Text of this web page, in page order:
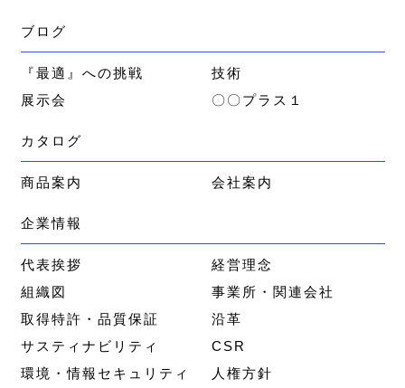
ブログ
『最適』への挑戦
技術
展示会
〇〇プラス１
カタログ
商品案内 会社案内
企業情報
代表挨拶
経営理念
組織図
事業所・関連会社
取得特許・品質保証
沿革
サスティナビリティ
CSR
環境・情報セキュリティ
人権方針